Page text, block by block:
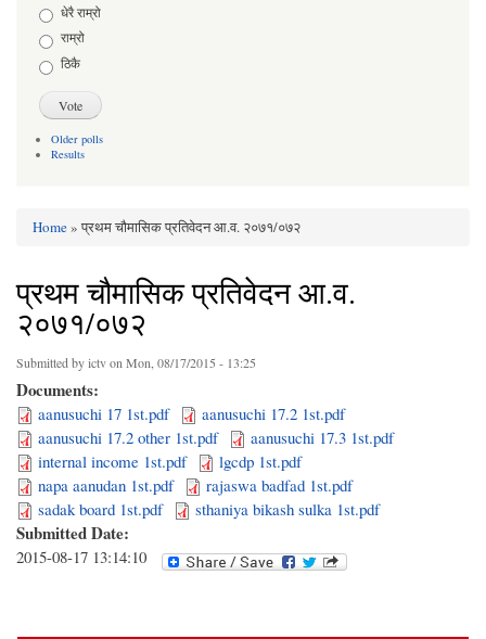
Choicesधेरै राम्रो
राम्रो
ठिकै
Older polls
Results
You are here
Home» प्रथम चौमासिक प्रतिवेदन आ.व. २०७१/०७२
प्रथम चौमासिक प्रतिवेदन आ.व.
२०७१/०७२
Submitted byictvon Mon, 08/17/2015 - 13:25
Documents:
aanusuchi 17 1st.pdf
aanusuchi 17.2 1st.pdf
aanusuchi 17.2 other 1st.pdf
aanusuchi 17.3 1st.pdf
internal income 1st.pdf
lgcdp 1st.pdf
napa aanudan 1st.pdf
rajaswa badfad 1st.pdf
sadak board 1st.pdf
sthaniya bikash sulka 1st.pdf
Submitted Date:
2015-08-17 13:14:10